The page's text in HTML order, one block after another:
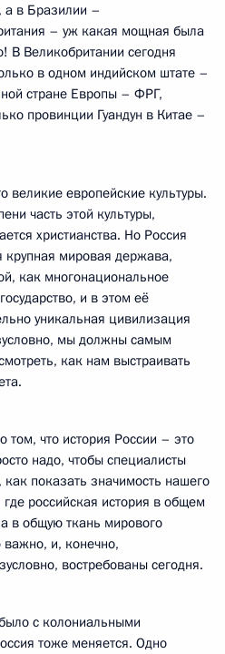
а в Бразилии –
– уж какая мощная была
В Великобритании сегодня
в одном индийском штате –
стране Европы – ФРГ,
провинции Гуандун в Китае –
великие европейские культуры.
часть этой культуры,
христианства. Но Россия
мировая держава,
как многонациональное
и в этом её
уникальная цивилизация
мы должны самым
как нам выстраивать
том, что история России – это
надо, чтобы специалисты
как показать значимость нашего
российская история в общем
в общую ткань мирового
важно, и, конечно,
востребованы сегодня.
с колониальными
тоже меняется. Одно